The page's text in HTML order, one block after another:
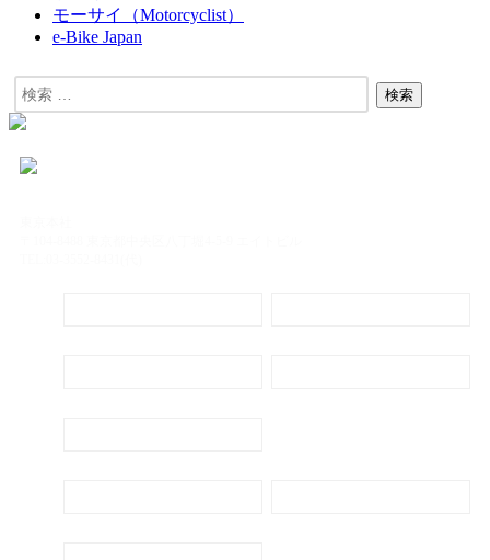
モーサイ（Motorcyclist）
e-Bike Japan